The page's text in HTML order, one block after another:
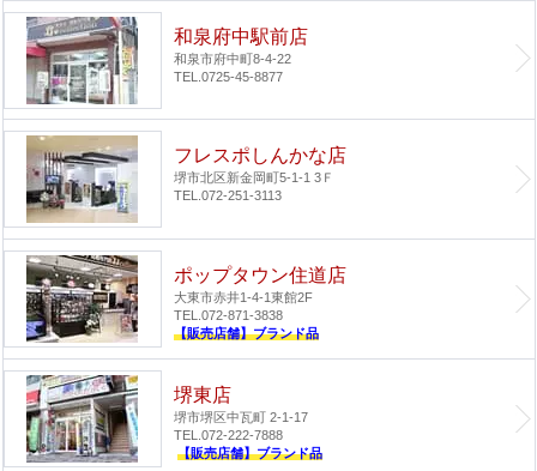
和泉府中駅前店
和泉市府中町8-4-22
TEL.0725-45-8877
フレスポしんかな店
堺市北区新金岡町5-1-1 3Ｆ
TEL.072-251-3113
ポップタウン住道店
大東市赤井1-4-1東館2F
TEL.072-871-3838
【販売店舗】ブランド品
堺東店
堺市堺区中瓦町 2-1-17
TEL.072-222-7888
【販売店舗】ブランド品